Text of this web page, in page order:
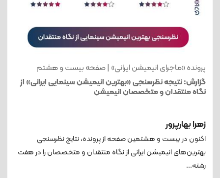
پرونده «ماجرای انیمیشن ایرانی» | صفحه بیست و هشتم
گزارش: نتیجه نظرسنجی «بهترین انیمیشن‌ سینمایی ایرانی» از
نگاه منتقدان و متخصصان انیمیشن
زهرا بهارپرور
اکنون در بیست و هشتمین صفحه از پرونده، نتایج نظرسنجی
بهترین‌های انیمیشن ایرانی از نگاه منتقدان و متخصصان را در هفت
رشته‌...